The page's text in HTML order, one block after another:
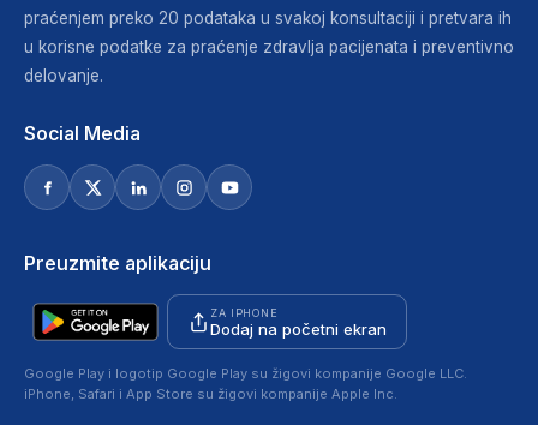
praćenjem preko 20 podataka u svakoj konsultaciji i pretvara ih
u korisne podatke za praćenje zdravlja pacijenata i preventivno
delovanje.
Social Media
Preuzmite aplikaciju
ZA IPHONE
Dodaj na početni ekran
Google Play i logotip Google Play su žigovi kompanije Google LLC.
iPhone, Safari i App Store su žigovi kompanije Apple Inc.